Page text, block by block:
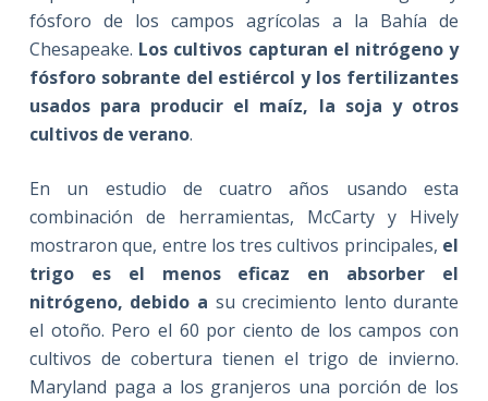
fósforo de los campos agrícolas a la Bahía de
Chesapeake. Los cultivos capturan el nitrógeno y
fósforo sobrante del estiércol y los fertilizantes
usados para producir el maíz, la soja y otros
cultivos de verano.
En un estudio de cuatro años usando esta
combinación de herramientas, McCarty y Hively
mostraron que, entre los tres cultivos principales, el
trigo es el menos eficaz en absorber el
nitrógeno, debido a su crecimiento lento durante
el otoño. Pero el 60 por ciento de los campos con
cultivos de cobertura tienen el trigo de invierno.
Maryland paga a los granjeros una porción de los